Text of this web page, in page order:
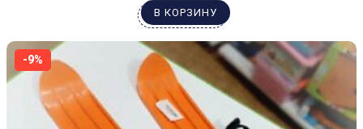
В КОРЗИНУ
-9%